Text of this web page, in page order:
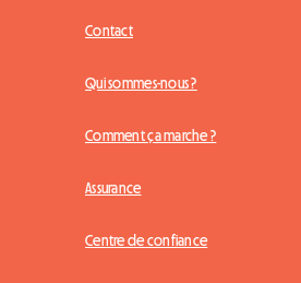
Contact
Qui sommes-nous ?
Comment ça marche ?
Assurance
Centre de confiance